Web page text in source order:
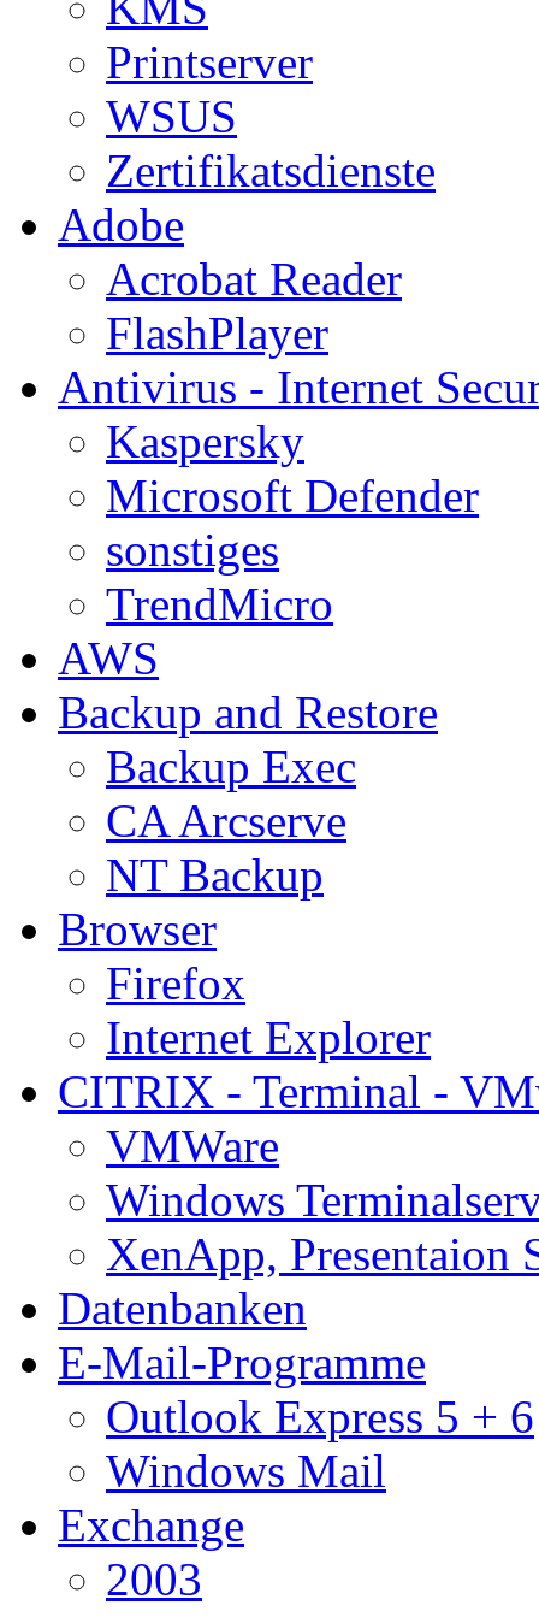
Printserver
WSUS
Zertifikatsdienste
Adobe
Acrobat Reader
FlashPlayer
Antivirus - Internet
Kaspersky
Microsoft Defender
sonstiges
TrendMicro
AWS
Backup and Restore
Backup Exec
CA Arcserve
NT Backup
Browser
Firefox
Internet Explorer
CITRIX - Terminal -
VMWare
Windows
XenApp, Presentaion
Datenbanken
E-Mail-Programme
Outlook Express 5 + 6
Windows Mail
Exchange
2003